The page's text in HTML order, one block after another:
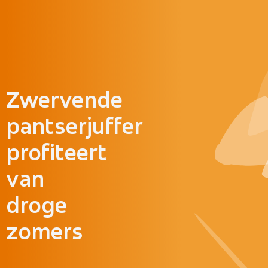
Zwervende
pantserjuffer
profiteert
van
droge
zomers